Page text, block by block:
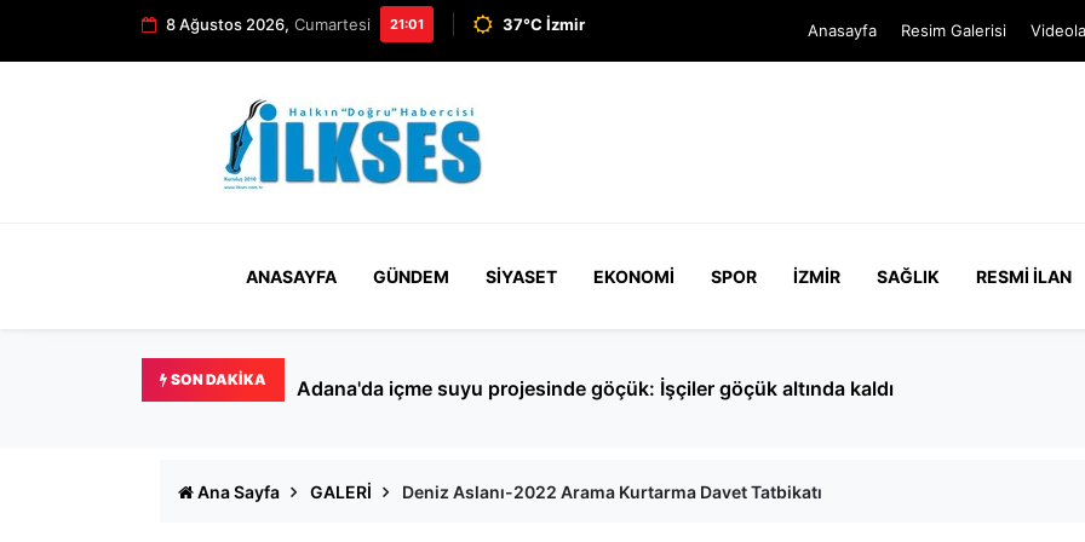
8 Ağustos 2026, Cumartesi 21:01 37°C İzmir Anasayfa Resim Galerisi
ANASAYFA GÜNDEM SIYASET EKONOMI SPOR İZMIR SAĞLIK RESMI İLAN
SON DAKIKA Bakırköy’de kedilere mama verirken yolu kapatan kadın yakalandı: Hakkında 150 kayıt
Ana Sayfa GALERİ Deniz Aslanı-2022 Arama Kurtarma Davet Tatbikatı